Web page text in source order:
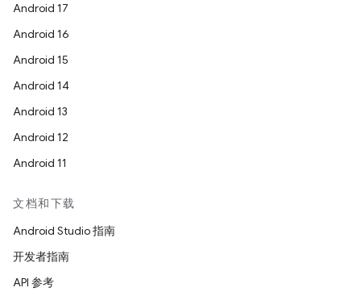
Android 17
Android 16
Android 15
Android 14
Android 13
Android 12
Android 11
文档和下载
Android Studio 指南
开发者指南
API 参考